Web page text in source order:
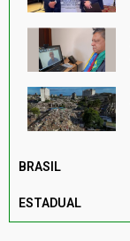
BRASIL
ESTADUAL